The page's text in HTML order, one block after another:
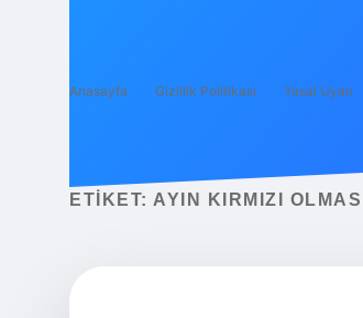
Anasayfa Gizlilik Politikası Yasal Uyarı
ETIKET: AYIN KIRMIZI